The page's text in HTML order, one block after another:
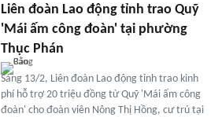
Liên đoàn Lao động tỉnh trao Quỹ
'Mái ấm công đoàn' tại phường
Thục Phán
Sáng 13/2, Liên đoàn Lao động tỉnh trao kinh
phí hỗ trợ 20 triệu đồng từ Quỹ 'Mái ấm công
đoàn' cho đoàn viên Nông Thị Hồng, cư trú tại